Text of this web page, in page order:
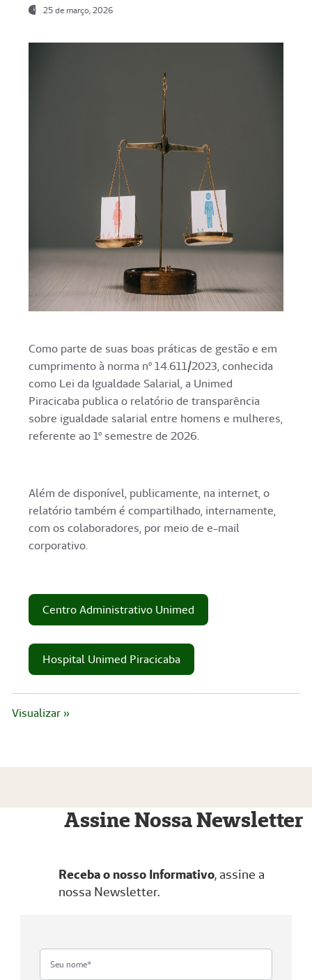
25 de março, 2026
Como parte de suas boas práticas de gestão e em
cumprimento à norma nº 14.611/2023, conhecida
como Lei da Igualdade Salarial, a Unimed
Piracicaba publica o relatório de transparência
sobre igualdade salarial entre homens e mulheres,
referente ao 1º semestre de 2026.
Além de disponível, publicamente, na internet, o
relatório também é compartilhado, internamente,
com os colaboradores, por meio de e-mail
corporativo.
Centro Administrativo Unimed
Hospital Unimed Piracicaba
Visualizar »
Assine Nossa Newsletter
Receba o nosso Informativo, assine a
nossa Newsletter.